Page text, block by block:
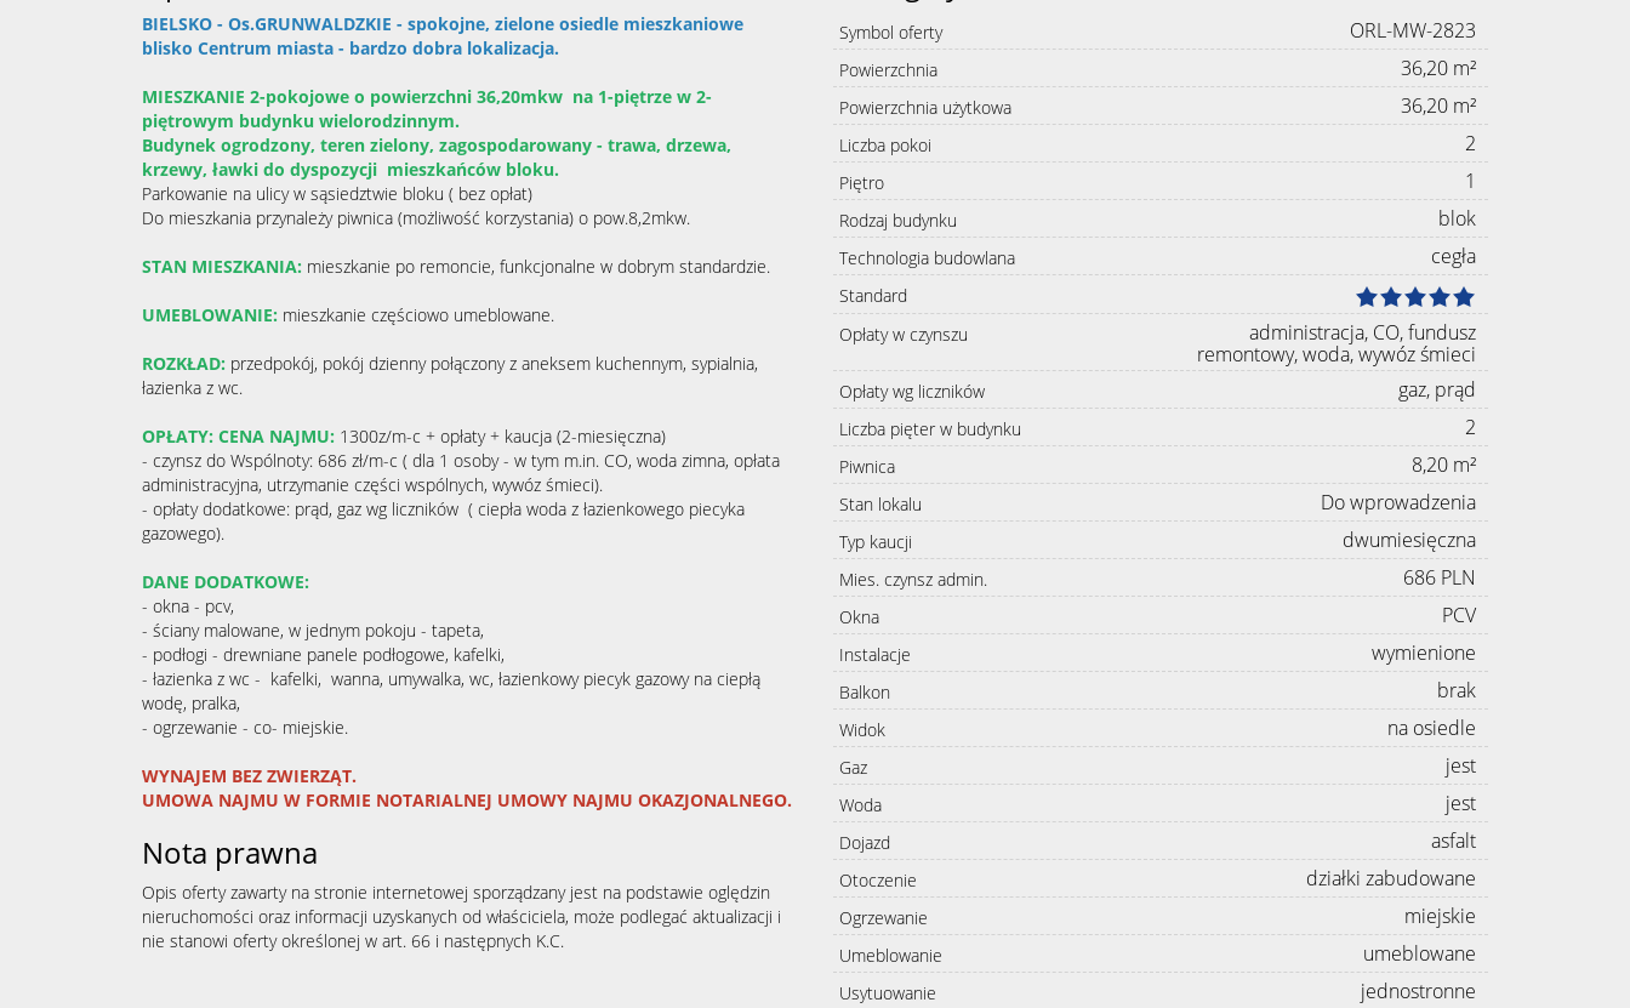
BIELSKO - Os.GRUNWALDZKIE - spokojne, zielone osiedle mieszkaniowe
blisko Centrum miasta - bardzo dobra lokalizacja.
MIESZKANIE 2-pokojowe o powierzchni 36,20mkw na 1-piętrze w 2-
piętrowym budynku wielorodzinnym.
Budynek ogrodzony, teren zielony, zagospodarowany - trawa, drzewa,
krzewy, ławki do dyspozycji mieszkańców bloku.
Parkowanie na ulicy w sąsiedztwie bloku ( bez opłat)
Do mieszkania przynależy piwnica (możliwość korzystania) o pow.8,2mkw.
STAN MIESZKANIA: mieszkanie po remoncie, funkcjonalne w dobrym standardzie.
UMEBLOWANIE: mieszkanie częściowo umeblowane.
ROZKŁAD: przedpokój, pokój dzienny połączony z aneksem kuchennym, sypialnia,
łazienka z wc.
OPŁATY: CENA NAJMU: 1300z/m-c + opłaty + kaucja (2-miesięczna)
- czynsz do Wspólnoty: 686 zł/m-c ( dla 1 osoby - w tym m.in. CO, woda zimna, opłata
administracyjna, utrzymanie części wspólnych, wywóz śmieci).
- opłaty dodatkowe: prąd, gaz wg liczników ( ciepła woda z łazienkowego piecyka
gazowego).
DANE DODATKOWE:
- okna - pcv,
- ściany malowane, w jednym pokoju - tapeta,
- podłogi - drewniane panele podłogowe, kafelki,
- łazienka z wc - kafelki, wanna, umywalka, wc, łazienkowy piecyk gazowy na ciepłą
wodę, pralka,
- ogrzewanie - co- miejskie.
WYNAJEM BEZ ZWIERZĄT.
UMOWA NAJMU W FORMIE NOTARIALNEJ UMOWY NAJMU OKAZJONALNEGO.
Nota prawna
Opis oferty zawarty na stronie internetowej sporządzany jest na podstawie oględzin
nieruchomości oraz informacji uzyskanych od właściciela, może podlegać aktualizacji i
nie stanowi oferty określonej w art. 66 i następnych K.C.
Symbol oferty ORL-MW-2823
Powierzchnia 36,20 m²
Powierzchnia użytkowa 36,20 m²
Liczba pokoi 2
Piętro 1
Rodzaj budynku blok
Technologia budowlana cegła
Standard
Opłaty w czynszu
administracja, CO, fundusz
remontowy, woda, wywóz śmieci
Opłaty wg liczników gaz, prąd
Liczba pięter w budynku 2
Piwnica 8,20 m²
Stan lokalu Do wprowadzenia
Typ kaucji dwumiesięczna
Mies. czynsz admin. 686 PLN
Okna PCV
Instalacje wymienione
Balkon brak
Widok na osiedle
Gaz jest
Woda jest
Dojazd asfalt
Otoczenie działki zabudowane
Ogrzewanie miejskie
Umeblowanie umeblowane
Usytuowanie jednostronne